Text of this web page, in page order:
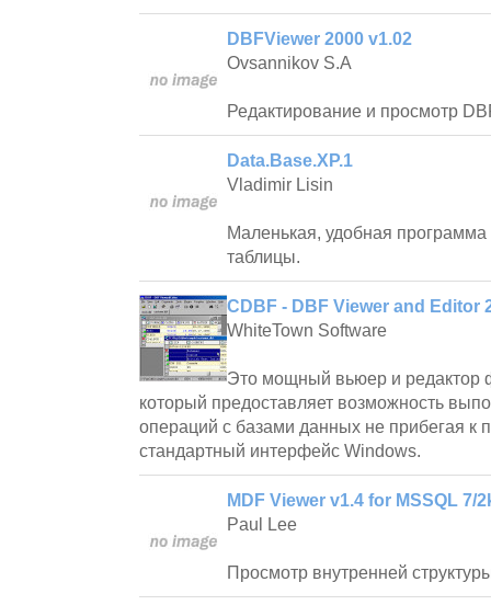
DBFViewer 2000 v1.02
Ovsannikov S.A
Редактирование и просмотр
Data.Base.XP.1
Vladimir Lisin
Маленькая, удобная
таблицы.
CDBF - DBF Viewer and Editor
WhiteTown Software
Это мощный вьюер и редактор
который предоставляет возможность
операций с базами данных не прибегая к
стандартный интерфейс Windows.
MDF Viewer v1.4 for MSSQL 7/
Paul Lee
Просмотр внутренней